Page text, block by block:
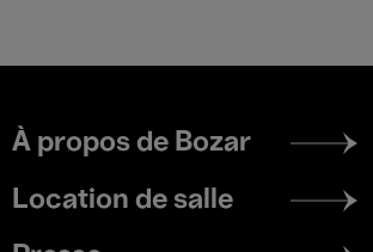
Footer
menu
À propos de Bozar
Location de salle